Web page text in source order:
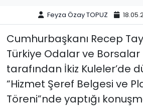
Feyza Özay TOPUZ
Cumhurbaşkanı Recep
Türkiye Odalar ve Borsalar
tarafından İkiz Kuleler’de
“Hizmet Şeref Belgesi ve
Töreni”nde yaptığı